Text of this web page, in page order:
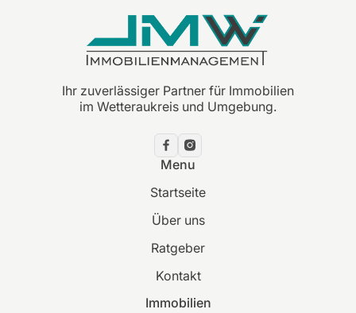
Ihr zuverlässiger Partner für Immobilien
im Wetteraukreis und Umgebung.
Menu
Startseite
Über uns
Ratgeber
Kontakt
Immobilien